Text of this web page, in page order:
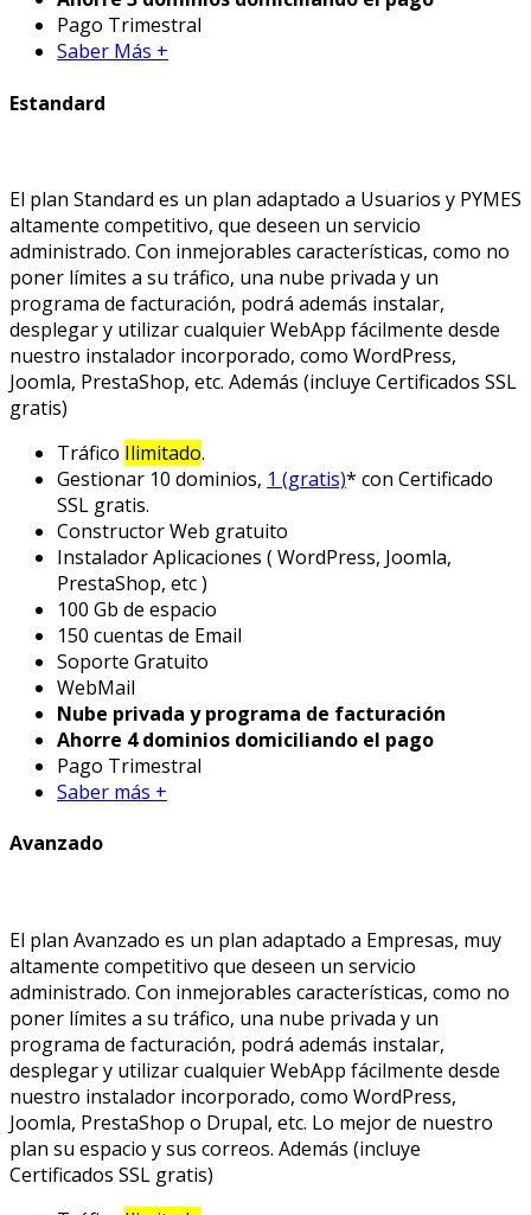
Pago Trimestral
Saber Más +
Estandard
El plan Standard es un plan adaptado a Usuarios y PYMES
altamente competitivo, que deseen un servicio
administrado. Con inmejorables características, como no
poner límites a su tráfico, una nube privada y un
programa de facturación, podrá además instalar,
desplegar y utilizar cualquier WebApp fácilmente desde
nuestro instalador incorporado, como WordPress,
Joomla, PrestaShop, etc. Además (incluye Certificados SSL
gratis)
Tráfico Ilimitado.
Gestionar 10 dominios, 1 (gratis)* con Certificado
SSL gratis.
Constructor Web gratuito
Instalador Aplicaciones ( WordPress, Joomla,
PrestaShop, etc )
100 Gb de espacio
150 cuentas de Email
Soporte Gratuito
WebMail
Nube privada y programa de facturación
Ahorre 4 dominios domiciliando el pago
Pago Trimestral
Saber más +
Avanzado
El plan Avanzado es un plan adaptado a Empresas, muy
altamente competitivo que deseen un servicio
administrado. Con inmejorables características, como no
poner límites a su tráfico, una nube privada y un
programa de facturación, podrá además instalar,
desplegar y utilizar cualquier WebApp fácilmente desde
nuestro instalador incorporado, como WordPress,
Joomla, PrestaShop o Drupal, etc. Lo mejor de nuestro
plan su espacio y sus correos. Además (incluye
Certificados SSL gratis)